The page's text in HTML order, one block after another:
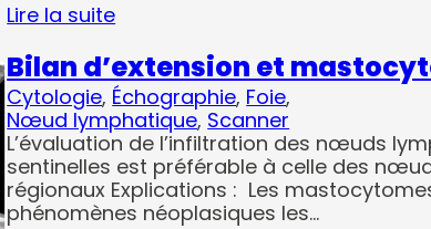
Lire la suite
Bilan d’extension et
Cytologie, Échographie, Foie,
Nœud lymphatique, Scanner
L’évaluation de l’infiltration des nœuds
sentinelles est préférable à celle des
régionaux Explications : Les
phénomènes néoplasiques les…